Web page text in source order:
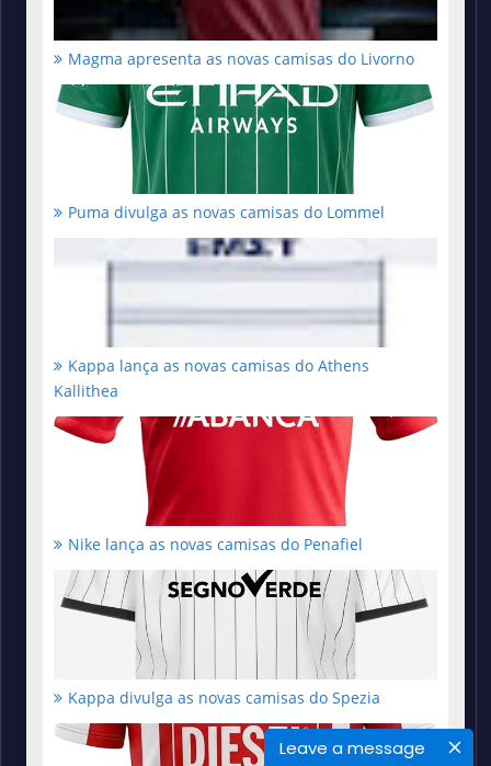
Leave a message
Magma apresenta as novas camisas do Livorno
Puma divulga as novas camisas do Lommel
Kappa lança as novas camisas do Athens
Kallithea
Nike lança as novas camisas do Penafiel
Kappa divulga as novas camisas do Spezia